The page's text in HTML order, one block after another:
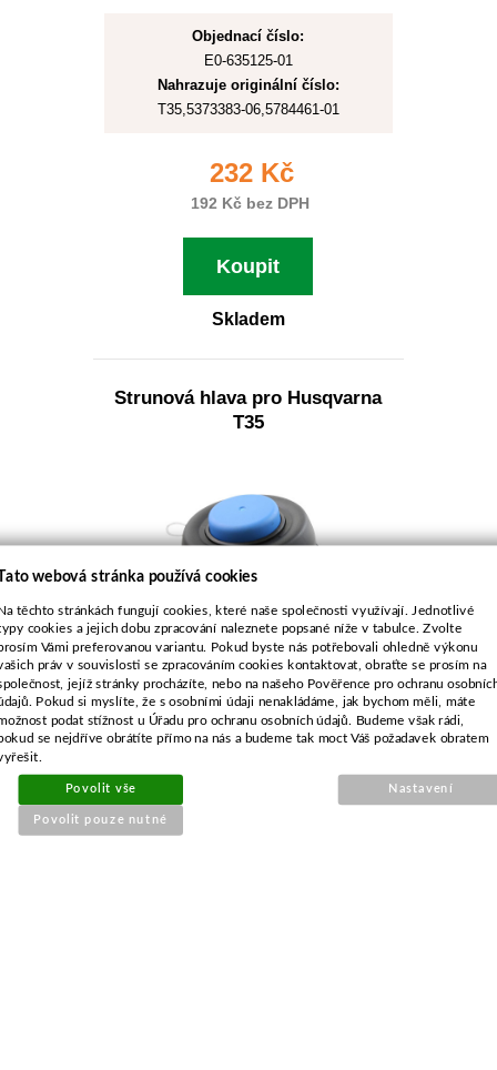
Objednací číslo:
E0-635125-01
Nahrazuje originální číslo:
T35,5373383-06,5784461-01
232 Kč
192 Kč bez DPH
Koupit
Skladem
Strunová hlava pro Husqvarna
T35
Objednací číslo:
E0-635175-01
Nahrazuje originální číslo:
webová stránka používá cookies
těchto stránkách fungují cookies, které naše společnosti využívají. Jednotlivé
cookies a jejich dobu zpracování naleznete popsané níže v tabulce. Zvolte
Vámi preferovanou variantu. Pokud byste nás potřebovali ohledně výkonu
práv v souvislosti se zpracováním cookies kontaktovat, obraťte se prosím na
jejíž stránky procházíte, nebo na našeho Pověřence pro ochranu
Pokud si myslíte, že s osobními údaji nenakládáme, jak bychom měli, máte
podat stížnost u Úřadu pro ochranu osobních údajů. Budeme však rádi,
se nejdříve obrátíte přímo na nás a budeme tak moct Váš požadavek obratem
Povolit vše
Povolit pouze nutné
Nastavení